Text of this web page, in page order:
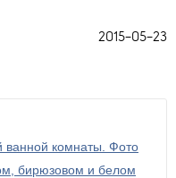
2015-05-23
ванной комнаты. Фото
бирюзовом и белом